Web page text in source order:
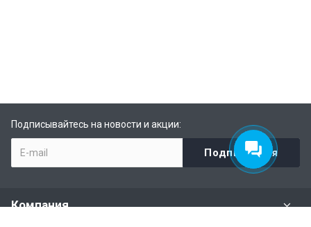
Подписывайтесь на новости и акции:
Компания